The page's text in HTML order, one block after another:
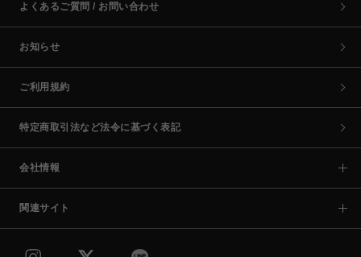
よくあるご質問 / お問い合わせ
お知らせ
ご利用規約
特定商取引法など法令に基づく表記
会社情報
関連サイト